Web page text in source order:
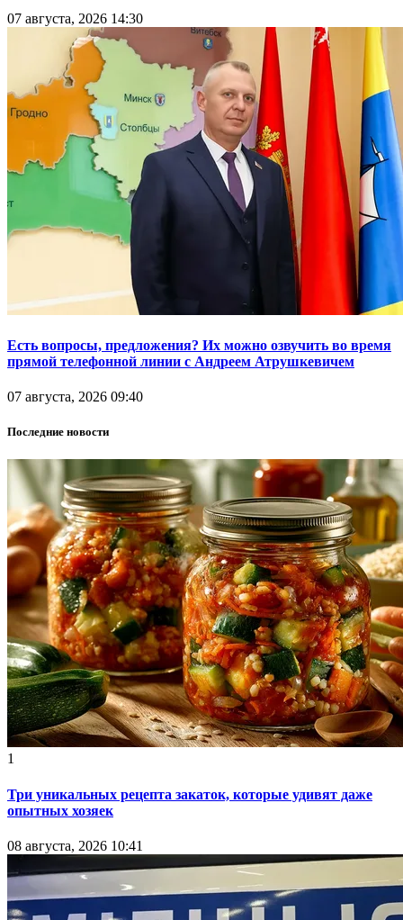
07 августа, 2026 14:30
Есть вопросы, предложения? Их можно озвучить во время
прямой телефонной линии с Андреем Атрушкевичем
07 августа, 2026 09:40
Последние новости
1
Три уникальных рецепта закаток, которые удивят даже
опытных хозяек
08 августа, 2026 10:41